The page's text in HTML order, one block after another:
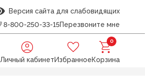
Версия сайта для слабовидящих
8-800-250-33-15Перезвоните мне
Личный кабинетИзбранное
0
Корзина